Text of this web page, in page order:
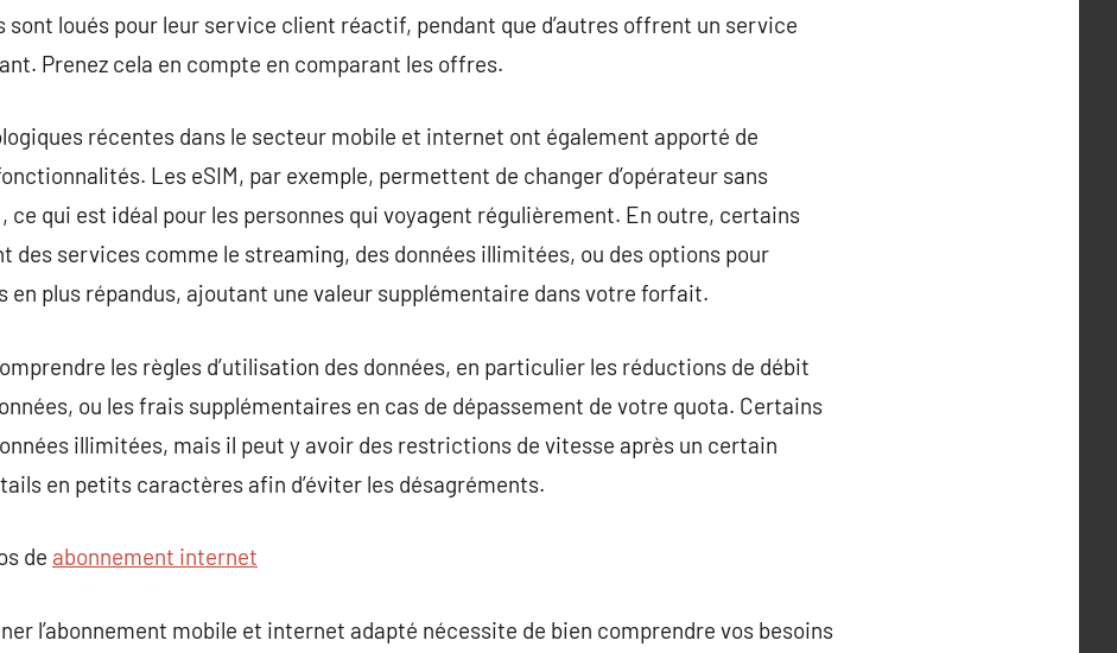
sont loués pour leur service client réactif, pendant que d’autres offrent un service
Prenez cela en compte en comparant les offres.
récentes dans le secteur mobile et internet ont également apporté de
Les eSIM, par exemple, permettent de changer d’opérateur sans
ce qui est idéal pour les personnes qui voyagent régulièrement. En outre, certains
des services comme le streaming, des données illimitées, ou des options pour
en plus répandus, ajoutant une valeur supplémentaire dans votre forfait.
les règles d’utilisation des données, en particulier les réductions de débit
ou les frais supplémentaires en cas de dépassement de votre quota. Certains
illimitées, mais il peut y avoir des restrictions de vitesse après un certain
en petits caractères afin d’éviter les désagréments.
de abonnement internet
l’abonnement mobile et internet adapté nécessite de bien comprendre vos besoins